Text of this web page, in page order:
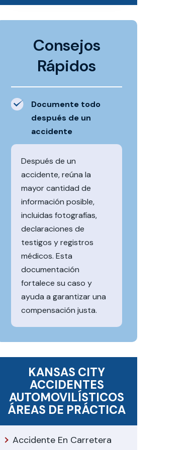
Consejos
Rápidos
Documente todo
después de un
accidente
Después de un
accidente, reúna la
mayor cantidad de
información posible,
incluidas fotografías,
declaraciones de
testigos y registros
médicos. Esta
documentación
fortalece su caso y
ayuda a garantizar una
compensación justa.
KANSAS CITY
ACCIDENTES
AUTOMOVILÍSTICOS
ÁREAS DE PRÁCTICA
Accidente En Carretera